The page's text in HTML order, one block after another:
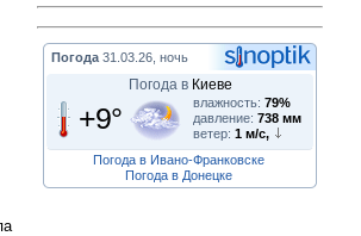
Погода 31.03.26, ночь
Погода в Киеве
+9° влажность: 79%
давление: 738 мм
ветер: 1 м/с,
Погода в Ивано-Франковске
Погода в Донецке